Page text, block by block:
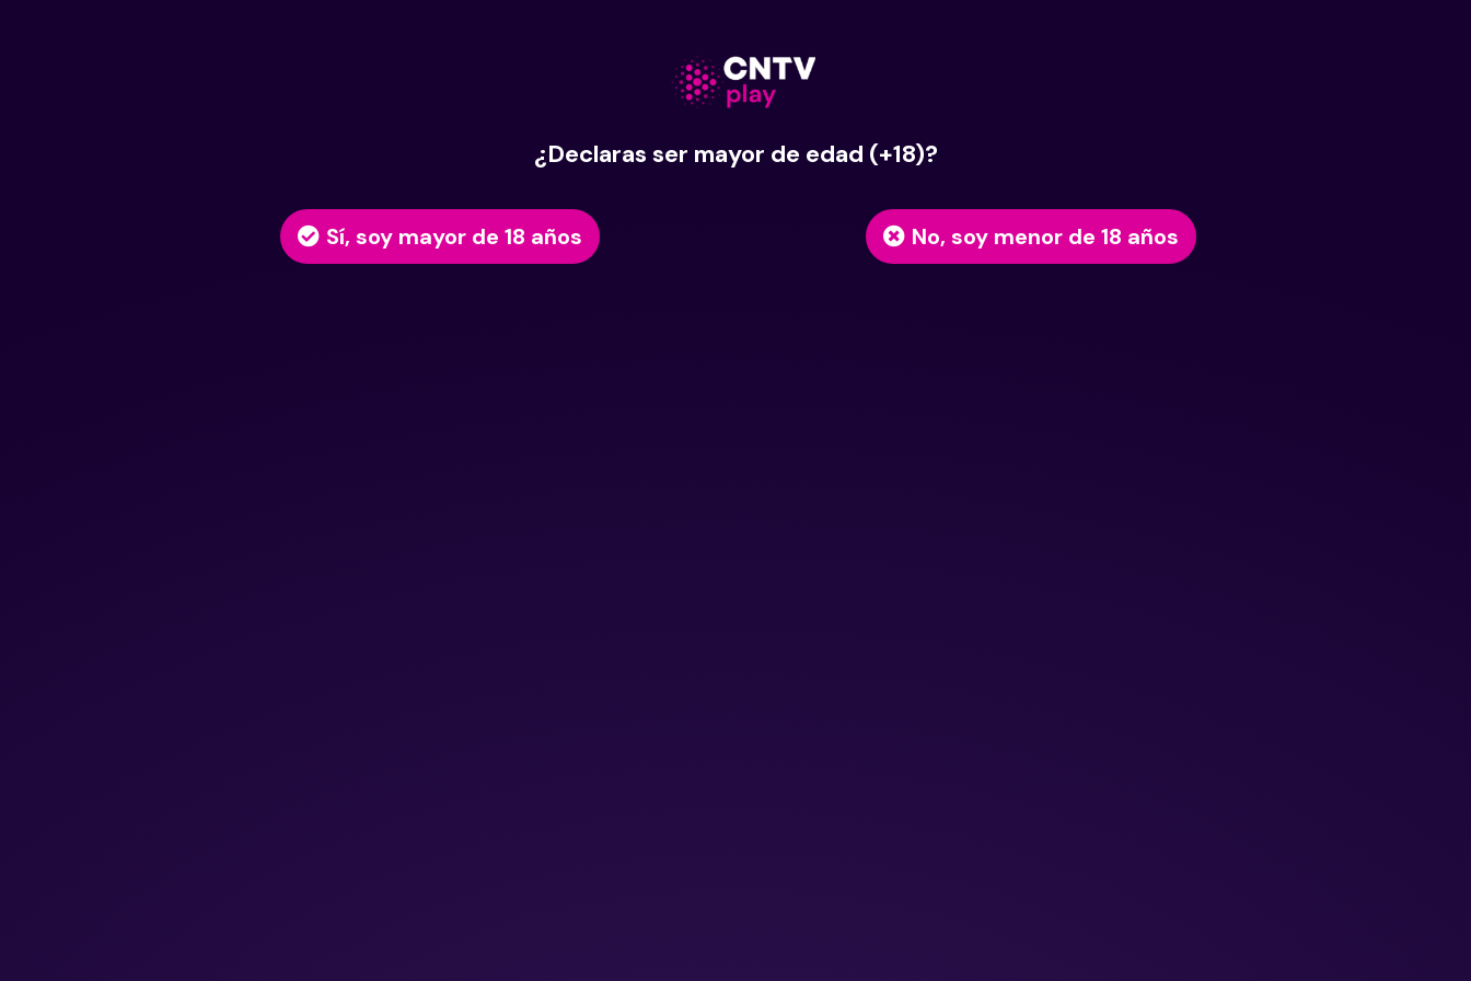
¿Declaras ser mayor de edad (+18)?
Sí, soy mayor de 18 años No, soy menor de 18 años